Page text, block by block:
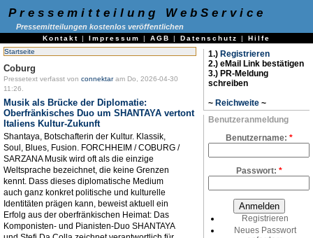
Pressemitteilung WebService
Pressemitteilungen kostenlos veröffentlichen
Kontakt | Impressum | AGB | Datenschutz | Hilfe
Startseite
Coburg
Pressetext verfasst von connektaram Do, 2026-04-30
11:26.
Musik als Brücke der Diplomatie:
Oberfränkisches Duo um SHANTAYA vertont
Italiens Kultur-Zukunft
Shantaya, Botschafterin der Kultur. Klassik,
Soul, Blues, Fusion. FORCHHEIM / COBURG /
SARZANA Musik wird oft als die einzige
Weltsprache bezeichnet, die keine Grenzen
kennt. Dass dieses diplomatische Medium
auch ganz konkret politische und kulturelle
Identitäten prägen kann, beweist aktuell ein
Erfolg aus der oberfränkischen Heimat: Das
Komponisten- und Pianisten-Duo SHANTAYA
1.) Registrieren
2.) eMail Link bestätigen
3.) PR-Meldung
schreiben
~ Reichweite ~
Benutzeranmeldung
Benutzername: *
Passwort: *
Registrieren
Neues Passwort